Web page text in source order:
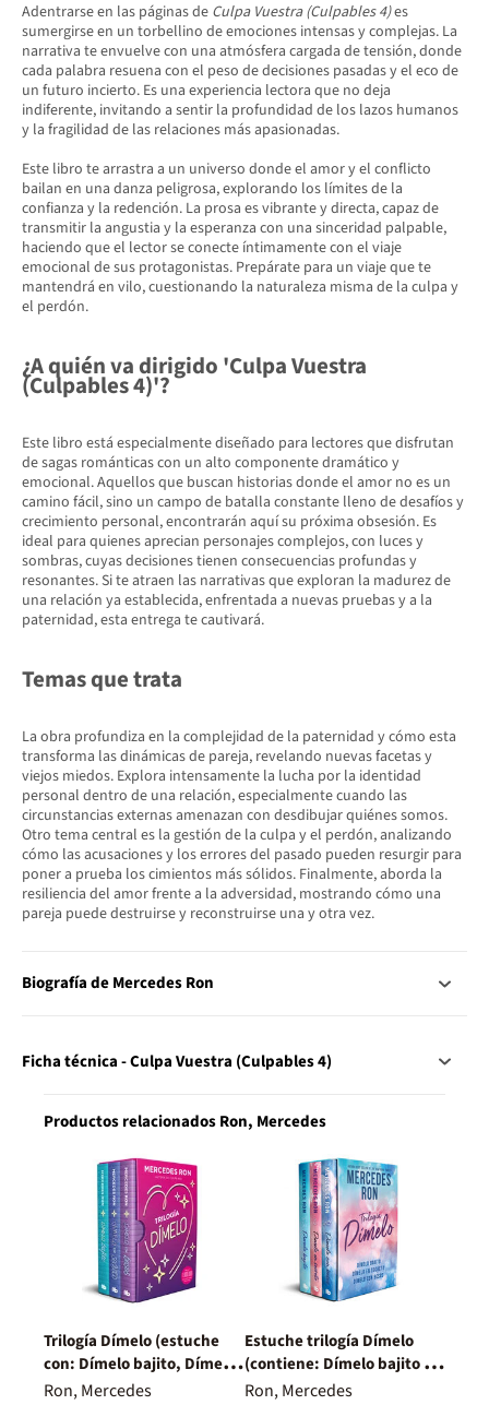
Adentrarse en las páginas de Culpa Vuestra (Culpables 4)es
sumergirse en un torbellino de emociones intensas y complejas. La
narrativa te envuelve con una atmósfera cargada de tensión, donde
cada palabra resuena con el peso de decisiones pasadas y el eco de
un futuro incierto. Es una experiencia lectora que no deja
indiferente, invitando a sentir la profundidad de los lazos humanos
y la fragilidad de las relaciones más apasionadas.
Este libro te arrastra a un universo donde el amor y el conflicto
bailan en una danza peligrosa, explorando los límites de la
confianza y la redención. La prosa es vibrante y directa, capaz de
transmitir la angustia y la esperanza con una sinceridad palpable,
haciendo que el lector se conecte íntimamente con el viaje
emocional de sus protagonistas. Prepárate para un viaje que te
mantendrá en vilo, cuestionando la naturaleza misma de la culpa y
el perdón.
¿A quién va dirigido 'Culpa Vuestra
(Culpables 4)'?
Este libro está especialmente diseñado para lectores que disfrutan
de sagas románticas con un alto componente dramático y
emocional. Aquellos que buscan historias donde el amor no es un
camino fácil, sino un campo de batalla constante lleno de desafíos y
crecimiento personal, encontrarán aquí su próxima obsesión. Es
ideal para quienes aprecian personajes complejos, con luces y
sombras, cuyas decisiones tienen consecuencias profundas y
resonantes. Si te atraen las narrativas que exploran la madurez de
una relación ya establecida, enfrentada a nuevas pruebas y a la
paternidad, esta entrega te cautivará.
Temas que trata
La obra profundiza en la complejidad de la paternidad y cómo esta
transforma las dinámicas de pareja, revelando nuevas facetas y
viejos miedos. Explora intensamente la lucha por la identidad
personal dentro de una relación, especialmente cuando las
circunstancias externas amenazan con desdibujar quiénes somos.
Otro tema central es la gestión de la culpa y el perdón, analizando
cómo las acusaciones y los errores del pasado pueden resurgir para
poner a prueba los cimientos más sólidos. Finalmente, aborda la
resiliencia del amor frente a la adversidad, mostrando cómo una
pareja puede destruirse y reconstruirse una y otra vez.
Biografía de Mercedes Ron
Ficha técnica - Culpa Vuestra (Culpables 4)
Productos relacionados Ron, Mercedes
Trilogía Dímelo (estuche
con: Dímelo bajito, Dímelo
en secreto, Dímelo con
Ron, Mercedes
Estuche trilogía Dímelo
(contiene: Dímelo bajito |
Dímelo en secreto | Dímelo
Ron, Mercedes